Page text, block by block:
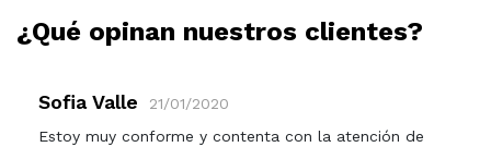
¿Qué opinan nuestros clientes?
Sofia Valle
21/01/2020
Estoy muy conforme y contenta con la atención de